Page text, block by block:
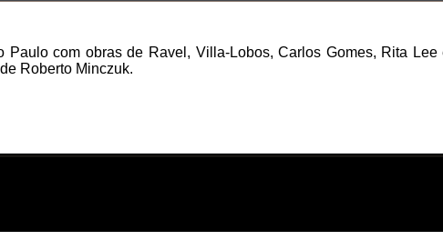
Paulo com obras de Ravel, Villa-Lobos, Carlos Gomes, Rita
Roberto Minczuk.